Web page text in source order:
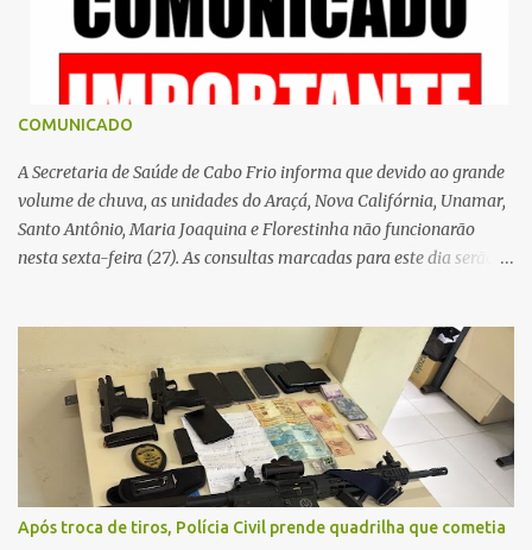
COMUNICADO
A Secretaria de Saúde de Cabo Frio informa que devido ao grande
volume de chuva, as unidades do Araçá, Nova Califórnia, Unamar,
Santo Antônio, Maria Joaquina e Florestinha não funcionarão
nesta sexta-feira (27). As consultas marcadas para este dia serão
Contamos com a compreensão de toda população, pois se trata de
uma situação climática que foge ao controle da administração
pública.
Após troca de tiros, Polícia Civil prende quadrilha que cometia